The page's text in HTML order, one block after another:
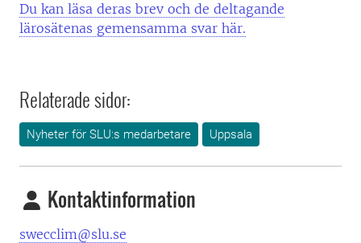
Du kan läsa deras brev och de deltagande
lärosätenas gemensamma svar här.
Relaterade sidor:
Nyheter för SLU:s medarbetare Uppsala
Kontaktinformation
swecclim@slu.se